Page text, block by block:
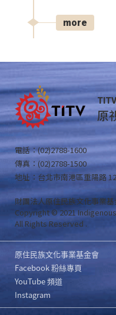
more
原
電話：(02)2788-1600
傳真：(02)2788-1500
地址：台北市南港區重陽路
財團法人原住民族文化事業
Copyright © 2021
All Rights Reserved .
原住民族文化事業基金會
Facebook 粉絲專頁
YouTube 頻道
Instagram